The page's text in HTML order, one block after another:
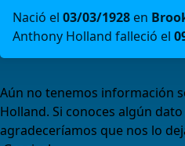
Nació el 03/03/1928 en
Anthony Holland falleció el
Aún no tenemos información
Holland. Si conoces algún
agradeceríamos que nos lo